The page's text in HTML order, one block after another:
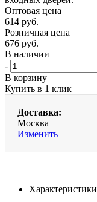
Оптовая цена
614 руб.
Розничная цена
676 руб.
В наличии
-
В корзину
Купить в 1 клик
Доставка:
Москва
Изменить
Характеристики